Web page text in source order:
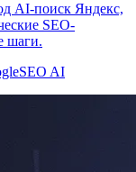
AI-поиск Яндекс,
SEO-
шаги.
SEO AI